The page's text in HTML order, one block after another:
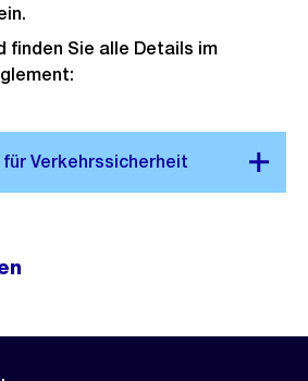
finden Sie alle Details im